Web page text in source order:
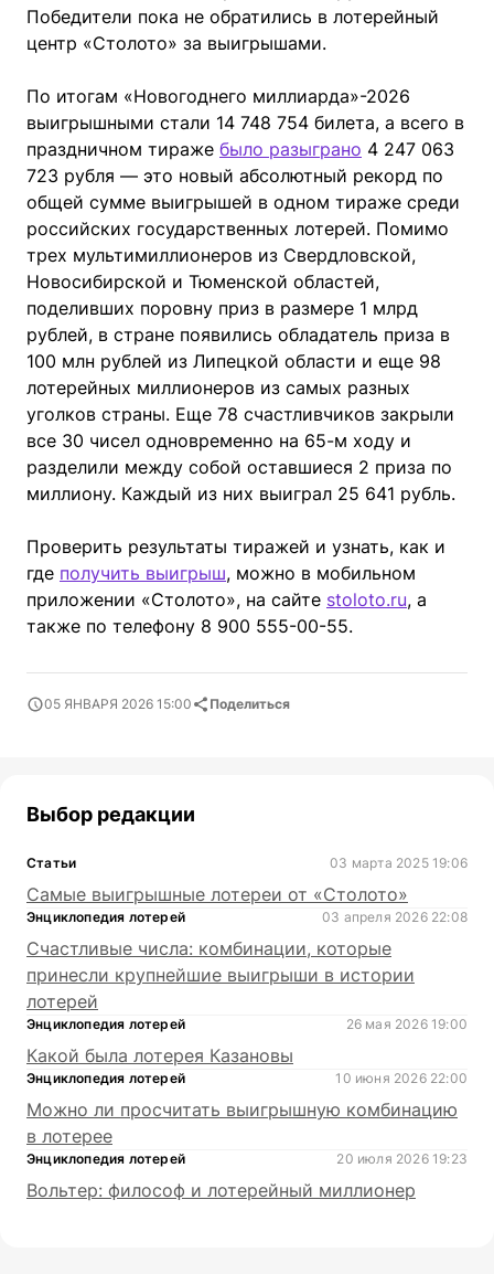
Победители пока не обратились в лотерейный
центр «Столото» за выигрышами.
По итогам «Новогоднего миллиарда»-2026
выигрышными стали 14 748 754 билета, а всего в
праздничном тираже было разыграно 4 247 063
723 рубля — это новый абсолютный рекорд по
общей сумме выигрышей в одном тираже среди
российских государственных лотерей. Помимо
трех мультимиллионеров из Свердловской,
Новосибирской и Тюменской областей,
поделивших поровну приз в размере 1 млрд
рублей, в стране появились обладатель приза в
100 млн рублей из Липецкой области и еще 98
лотерейных миллионеров из самых разных
уголков страны. Еще 78 счастливчиков закрыли
все 30 чисел одновременно на 65-м ходу и
разделили между собой оставшиеся 2 приза по
миллиону. Каждый из них выиграл 25 641 рубль.
Проверить результаты тиражей и узнать, как и
где получить выигрыш, можно в мобильном
приложении «Столото», на сайте stoloto.ru, а
также по телефону 8 900 555-00-55.
05 ЯНВАРЯ 2026 15:00 Поделиться
Выбор редакции
Статьи 03 марта 2025 19:06
Самые выигрышные лотереи от «Столото»
Энциклопедия лотерей 03 апреля 2026 22:08
Счастливые числа: комбинации, которые
принесли крупнейшие выигрыши в истории
лотерей
Энциклопедия лотерей 26 мая 2026 19:00
Какой была лотерея Казановы
Энциклопедия лотерей 10 июня 2026 22:00
Можно ли просчитать выигрышную комбинацию
в лотерее
Энциклопедия лотерей 20 июля 2026 19:23
Вольтер: философ и лотерейный миллионер